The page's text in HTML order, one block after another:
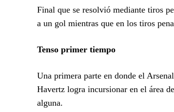
Final que se resolvió mediante tiros
a un gol mientras que en los tiros
Tenso primer tiempo
Una primera parte en donde el
Havertz logra incursionar en el área
alguna.